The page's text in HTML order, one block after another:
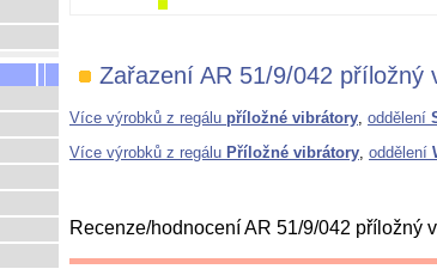
Zařazení AR 51/9/042 příložný
Více výrobků z regálu příložné vibrátory, oddělení
Více výrobků z regálu Příložné vibrátory oddělení
Recenze/hodnocení AR 51/9/042 příložný